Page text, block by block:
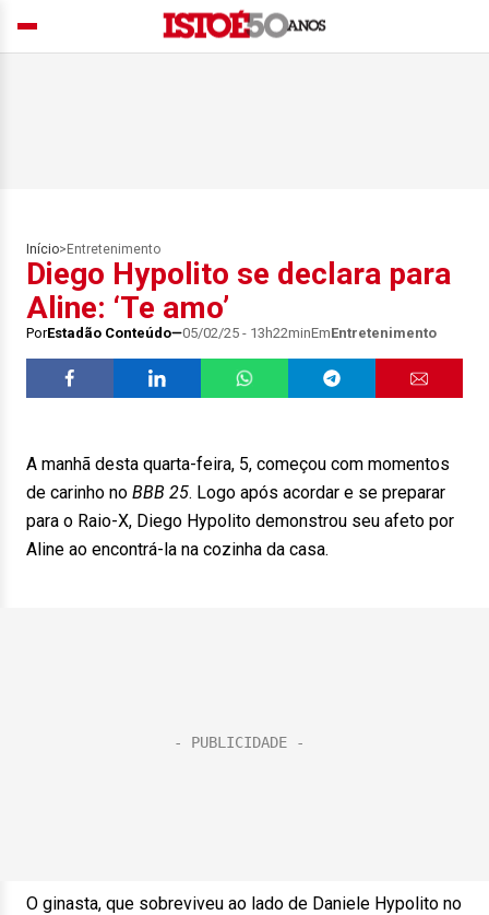
Início> Entretenimento
Diego Hypolito se declara para
Aline: ‘Te amo’
PorEstadão Conteúdo 05/02/25 - 13h22minEmEntretenimento
A manhã desta quarta-feira, 5, começou com momentos
de carinho no BBB 25. Logo após acordar e se preparar
para o Raio-X, Diego Hypolito demonstrou seu afeto por
Aline ao encontrá-la na cozinha da casa.
O ginasta, que sobreviveu ao lado de Daniele Hypolito no